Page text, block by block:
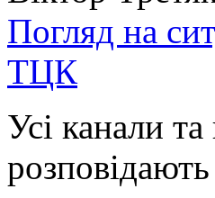
Погляд на
ТЦК
Усі канали